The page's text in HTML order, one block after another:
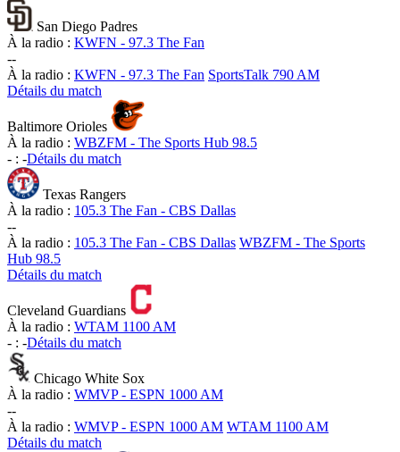
San Diego Padres
À la radio : KWFN - 97.3 The Fan
--
À la radio : KWFN - 97.3 The Fan SportsTalk 790 AM
Détails du match
Baltimore Orioles
À la radio : WBZFM - The Sports Hub 98.5
- : -Détails du match
Texas Rangers
À la radio : 105.3 The Fan - CBS Dallas
--
À la radio : 105.3 The Fan - CBS Dallas WBZFM - The Sports
Hub 98.5
Détails du match
Cleveland Guardians
À la radio : WTAM 1100 AM
- : -Détails du match
Chicago White Sox
À la radio : WMVP - ESPN 1000 AM
--
À la radio : WMVP - ESPN 1000 AM WTAM 1100 AM
Détails du match